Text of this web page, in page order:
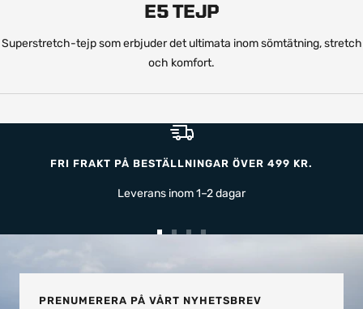
E5 TEJP
Superstretch-tejp som erbjuder det ultimata inom sömtätning, stretch
och komfort.
FRI FRAKT PÅ BESTÄLLNINGAR ÖVER 499 KR.
Leverans inom 1–2 dagar
1
2 3 4
PRENUMERERA PÅ VÅRT NYHETSBREV